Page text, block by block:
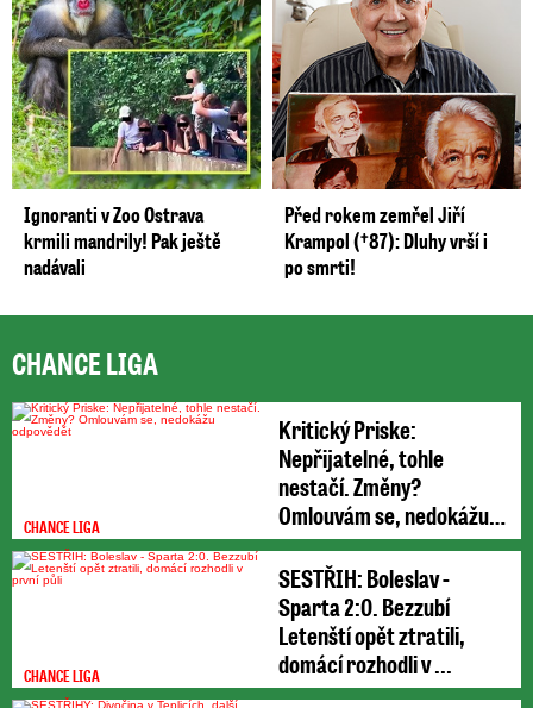
Ignoranti v Zoo Ostrava
krmili mandrily! Pak ještě
nadávali
Před rokem zemřel Jiří
Krampol (†87): Dluhy vrší i
po smrti!
CHANCE LIGA
CHANCE LIGA
Kritický Priske:
Nepřijatelné, tohle
nestačí. Změny?
Omlouvám se, nedokážu
odpovědět
CHANCE LIGA
SESTŘIH: Boleslav -
Sparta 2:0. Bezzubí
Letenští opět ztratili,
domácí rozhodli v ...